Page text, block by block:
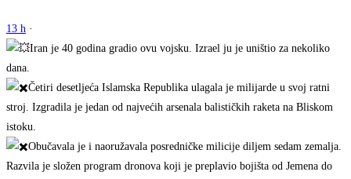
13 h ·
Iran je 40 godina gradio ovu vojsku. Izrael ju je uništio za nekoliko
dana.
Četiri desetljeća Islamska Republika ulagala je milijarde u svoj ratni
stroj. Izgradila je jedan od najvećih arsenala balističkih raketa na Bliskom
istoku.
Obučavala je i naoružavala posredničke milicije diljem sedam zemalja.
Razvila je složen program dronova koji je preplavio bojišta od Jemena do